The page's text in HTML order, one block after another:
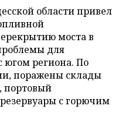
области привел
моста в
для
югом региона. По
поражены склады
портовый
с горючим